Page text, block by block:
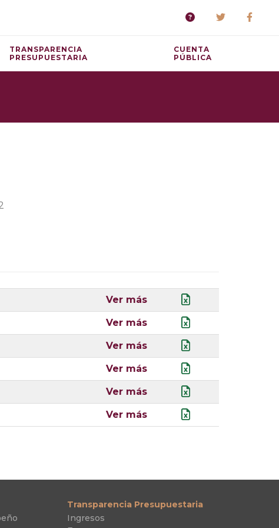
TRANSPARENCIA
PRESUPUESTARIA
CUENTA
PÚBLICA
Ver más
Ver más
Ver más
Ver más
Ver más
Ver más
Transparencia Presupuestaria
Ingresos